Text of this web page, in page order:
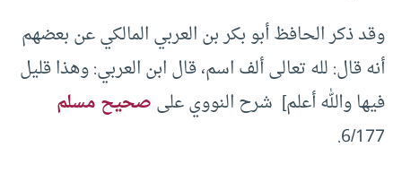
وقد ذكر الحافظ أبو بكر بن العربي المالكي عن بعضهم
أنه قال: لله تعالى ألف اسم، قال ابن العربي: وهذا قليل
فيها والله أعلم] شرح النووي علىصحيح مسلم
6/177.